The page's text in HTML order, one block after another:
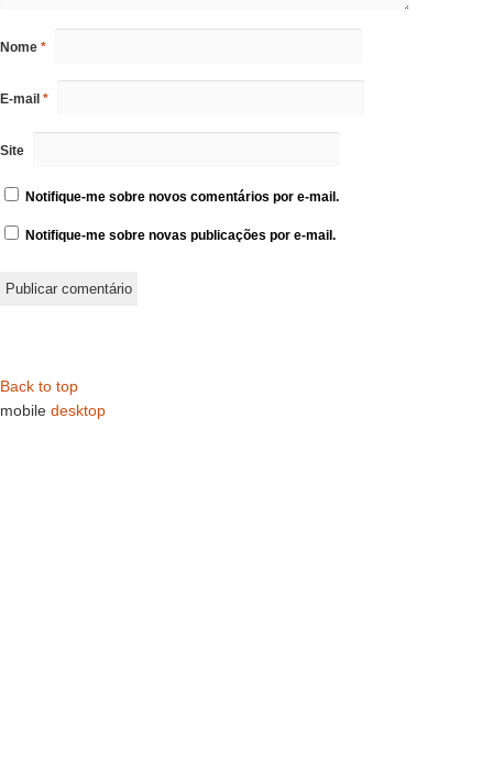
Nome *
E-mail *
Site
Notifique-me sobre novos comentários por e-mail.
Notifique-me sobre novas publicações por e-mail.
Back to top
mobile desktop